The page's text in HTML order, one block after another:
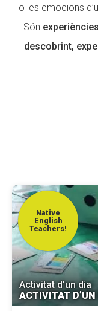
o les emocions
Són
descobrint,
Native
English
Teachers!
Activitat d’un dia
ACTIVITAT
La Fundació
L'equip
Missió i valors
Els comptes clars
Memòria d'activitats
Proposta educativa